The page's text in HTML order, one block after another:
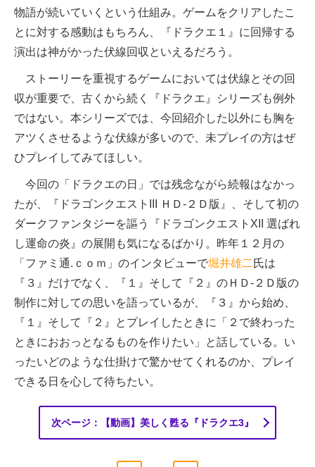
物語が続いていくという仕組み。ゲームをクリアしたこ
とに対する感動はもちろん、『ドラクエ１』に回帰する
演出は神がかった伏線回収といえるだろう。
ストーリーを重視するゲームにおいては伏線とその回
収が重要で、古くから続く『ドラクエ』シリーズも例外
ではない。本シリーズでは、今回紹介した以外にも胸を
アツくさせるような伏線が多いので、未プレイの方はぜ
ひプレイしてみてほしい。
今回の「ドラクエの日」では残念ながら続報はなかっ
たが、『ドラゴンクエストIII ＨＤ-２Ｄ版』、そして初の
ダークファンタジーを謳う『ドラゴンクエストXII 選ばれ
し運命の炎』の展開も気になるばかり。昨年１２月の
「ファミ通.ｃｏｍ」のインタビューで堀井雄二 氏は
『３』だけでなく、『１』そして『２』のＨＤ-２Ｄ版の
制作に対しての思いを語っているが、『３』から始め、
『１』そして『２』とプレイしたときに「２で終わった
ときにおおっとなるものを作りたい」と話している。い
ったいどのような仕掛けで驚かせてくれるのか、プレイ
できる日を心して待ちたい。
次ページ：【動画】美しく甦る『ドラクエ3』